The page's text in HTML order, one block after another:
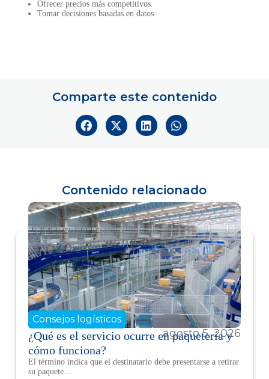
Ofrecer precios más competitivos.
Tomar decisiones basadas en datos.
Comparte este contenido
Contenido relacionado
agosto 5, 2026
Consejos logísticos
¿Qué es el servicio ocurre en paquetería y
cómo funciona?
El término indica que el destinatario debe presentarse a retirar
su paquete....